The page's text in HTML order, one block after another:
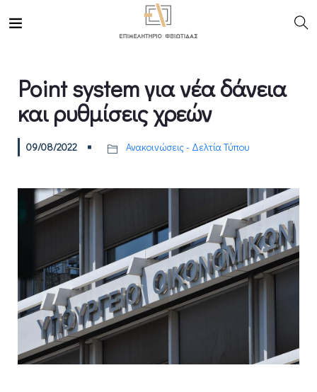
Point system για νέα δάνεια
και ρυθμίσεις χρεών
09/08/2022 Ανακοινώσεις - Δελτία Τύπου